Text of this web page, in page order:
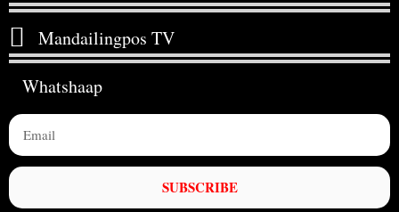
Mandailingpos TV
Whatshaap
SUBSCRIBE